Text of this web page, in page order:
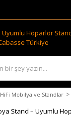
HiFi Mobilya ve Standlar